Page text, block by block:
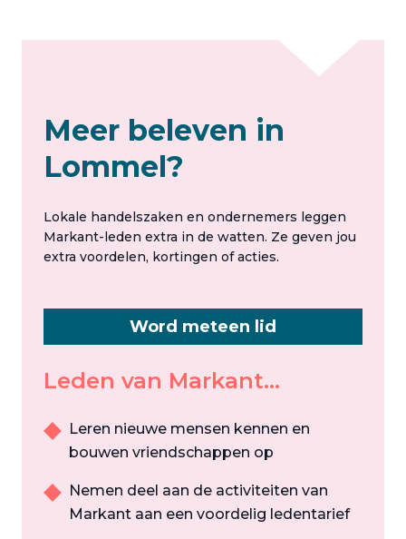
Meer beleven in
Lommel?
Lokale handelszaken en ondernemers leggen
Markant-leden extra in de watten. Ze geven jou
extra voordelen, kortingen of acties.
Word meteen lid
Leden van Markant...
Leren nieuwe mensen kennen en
bouwen vriendschappen op
Nemen deel aan de activiteiten van
Markant aan een voordelig ledentarief